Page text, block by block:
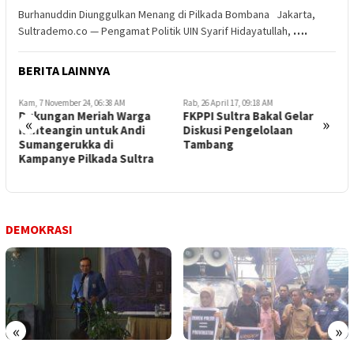
Burhanuddin Diunggulkan Menang di Pilkada Bombana Jakarta,
Sultrademo.co — Pengamat Politik UIN Syarif Hidayatullah, ….
BERITA LAINNYA
« »
Kam, 7 November 24, 06:38 AM
Dukungan Meriah Warga
Ranteangin untuk Andi
Sumangerukka di
Kampanye Pilkada Sultra
Rab, 26 April 17, 09:18 AM
FKPPI Sultra Bakal Gelar
Diskusi Pengelolaan
Tambang
DEMOKRASI
« »